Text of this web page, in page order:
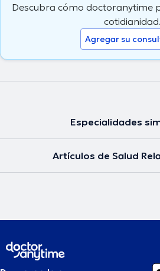
Descubra cómo doctoranytime
cotidianidad.
Agregar su
Especialidades
Artículos de Salud